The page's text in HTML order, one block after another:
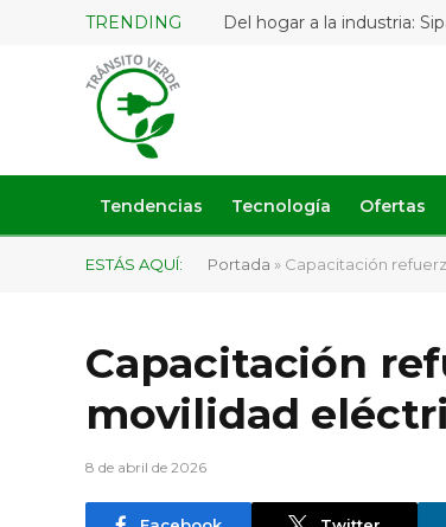
TRENDING
Tendencias Tecnología Ofertas
ESTÁS AQUÍ: Portada » Capacitación
Capacitación
movilidad
8 de abril de 2026